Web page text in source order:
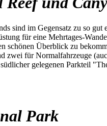
sind im Gegensatz zu so
für eine Mehrtages-
schönen Überblick zu
zwei für Normalfahrzeuge
gelegenen Parkteil
Park